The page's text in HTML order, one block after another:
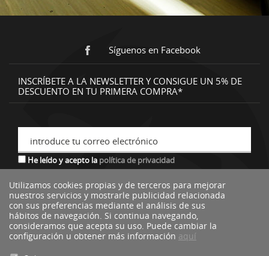
Síguenos en Facebook
INSCRÍBETE A LA NEWSLETTER Y CONSIGUE UN 5% DE
DESCUENTO EN TU PRIMERA COMPRA*
introduce tu correo electrónico
He leído y acepto la política de privacidad
*descuento no acumulable a otras ofertas o promociones.
Utilizamos cookies propias y de terceros para mejorar
nuestros servicios y mostrarle publicidad relacionada
con sus preferencias mediante el análisis de sus
hábitos de navegación. Si continua navegando,
consideramos que acepta su uso. Puede cambiar la
configuración u obtener más información aquí